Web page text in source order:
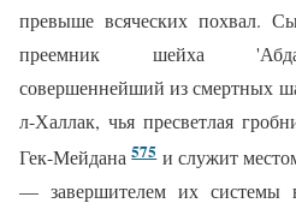
превыше всяческих похвал.
преемник шейха
совершеннейший из смертных
л-Халлак, чья пресветлая
Гек-Мейдана575и служит
— завершителем их системы